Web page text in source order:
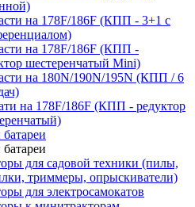
на 178F/186F (КПП - 3+1 с
на 178F/186F (КПП -
шестеренчатый Mini)
на 180N/190N/195N (КПП / 6
на 178F/186F (КПП - редуктор
для садовой техники (пилы,
триммеры, опрыскиватели)
для электросамокатов